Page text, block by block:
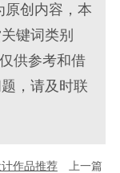
原创内容，本
键词类别
供参考和借
，请及时联
作品推荐上一篇